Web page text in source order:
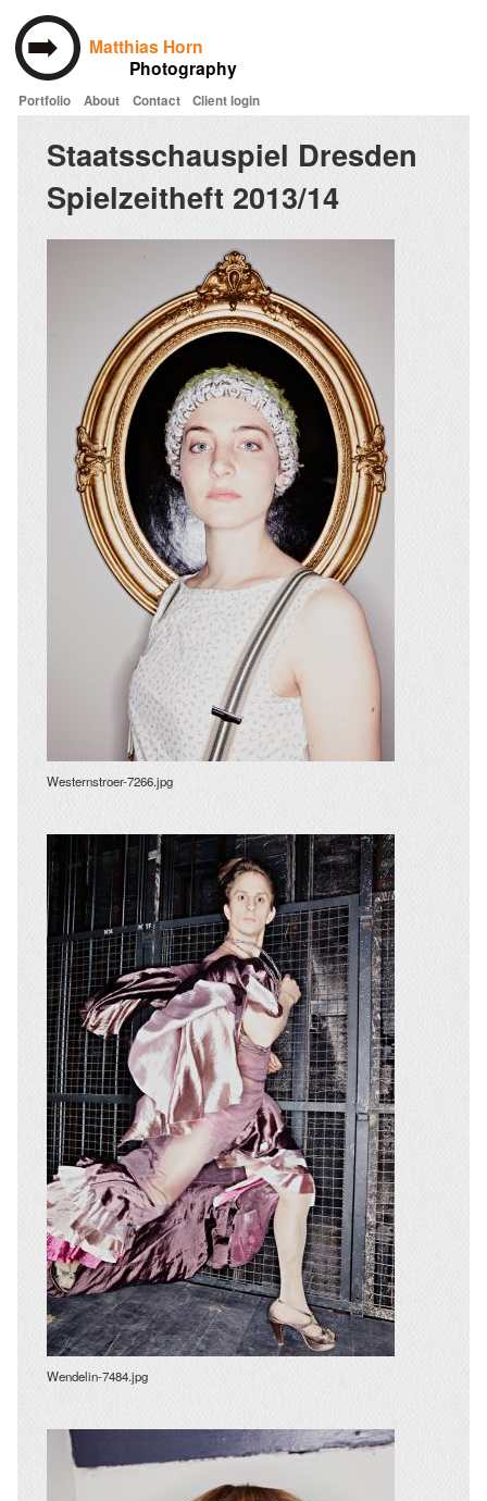
Skip to main content
Matthias Horn
Photography
Portfolio About Contact Client login
Staatsschauspiel Dresden
Spielzeitheft 2013/14
Westernstroer-7266.jpg
Wendelin-7484.jpg